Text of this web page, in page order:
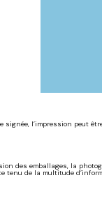
signée, l’impression peut
des emballages, la
tenu de la multitude